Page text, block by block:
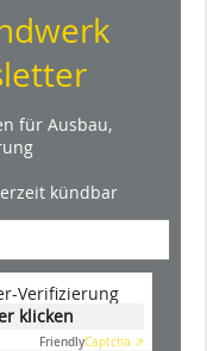
für Ausbau,
kündbar
Verifizierung
klicken
FriendlyCaptcha ⇗